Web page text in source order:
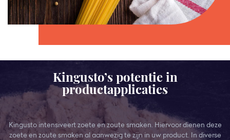
Kingusto’s potentie in
productapplicaties
Kingusto intensiveert zoete en zoute smaken. Hiervoor dienen deze
zoete en zoute smaken al aanwezig te zijn in uw product. In diverse